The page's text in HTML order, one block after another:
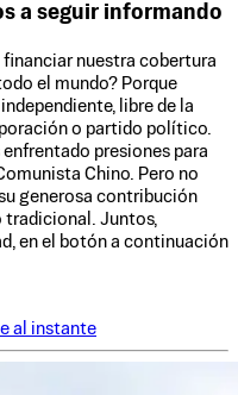
a seguir informando
financiar nuestra cobertura
el mundo? Porque
libre de la
o partido político.
enfrentado presiones para
Chino. Pero no
generosa contribución
tradicional. Juntos,
en el botón a continuación
al instante